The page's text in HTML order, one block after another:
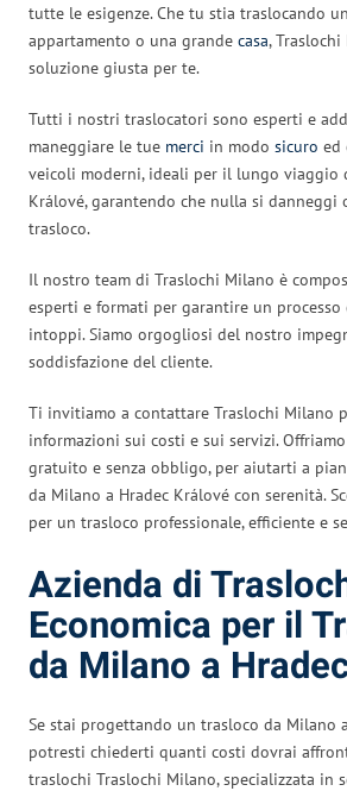
tutte le esigenze. Che tu stia traslocando
appartamento o una grande casa,
soluzione giusta per te.
Tutti i nostri traslocatori sono esperti e
maneggiare le tue merci in modo sicuro ed
veicoli moderni, ideali per il lungo viaggio
Králové, garantendo che nulla si
trasloco.
Il nostro team di Traslochi Milano è
esperti e formati per garantire un processo
intoppi. Siamo orgogliosi del nostro
soddisfazione del cliente.
Ti invitiamo a contattare Traslochi Milano
informazioni sui costi e sui servizi.
gratuito e senza obbligo, per aiutarti a
da Milano a Hradec Králové con serenità.
per un trasloco professionale, efficiente e
Azienda di
Economica per il
da Milano a
Se stai progettando un trasloco da Milano
potresti chiederti quanti costi dovrai
traslochi Traslochi Milano, specializzata in